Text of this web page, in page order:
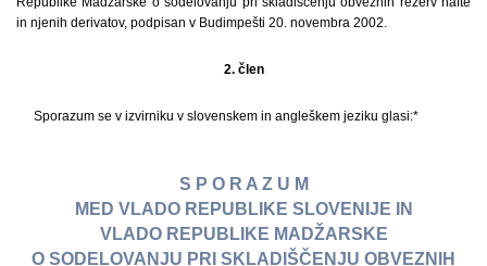
in njenih derivatov, podpisan v Budimpešti 20. novembra 2002.
2. člen
Sporazum se v izvirniku v slovenskem in angleškem jeziku glasi:*
S P O R A Z U M
MED VLADO REPUBLIKE SLOVENIJE IN
VLADO REPUBLIKE MADŽARSKE
O SODELOVANJU PRI SKLADIŠČENJU OBVEZNIH